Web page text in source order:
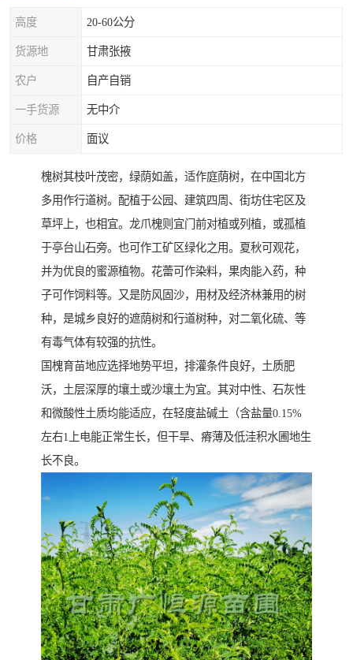
高度 20-60公分
货源地 甘肃张掖
农户 自产自销
一手货源 无中介
价格 面议
槐树其枝叶茂密，绿荫如盖，适作庭荫树，在中国北方
多用作行道树。配植于公园、建筑四周、街坊住宅区及
草坪上，也相宜。龙爪槐则宜门前对植或列植，或孤植
于亭台山石旁。也可作工矿区绿化之用。夏秋可观花，
并为优良的蜜源植物。花蕾可作染料，果肉能入药，种
子可作饲料等。又是防风固沙，用材及经济林兼用的树
种，是城乡良好的遮荫树和行道树种，对二氧化硫、等
有毒气体有较强的抗性。
国槐育苗地应选择地势平坦，排灌条件良好，土质肥
沃，土层深厚的壤土或沙壤土为宜。其对中性、石灰性
和微酸性土质均能适应，在轻度盐碱土（含盐量0.15%
左右1上电能正常生长，但干旱、瘠薄及低洼积水圃地生
长不良。